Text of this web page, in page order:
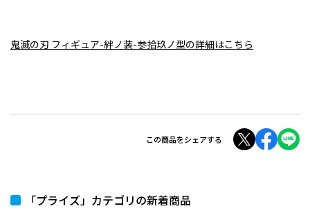
鬼滅の刃 フィギュア-絆ノ装-参拾玖ノ型の詳細はこちら
この商品をシェアする
「プライズ」カテゴリの新着商品